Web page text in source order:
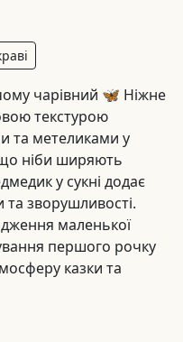
чарівний 🦋 Ніжне
текстурою
та метеликами у
що ніби ширяють
у сукні додає
та зворушливості.
маленької
першого рочку
казки та